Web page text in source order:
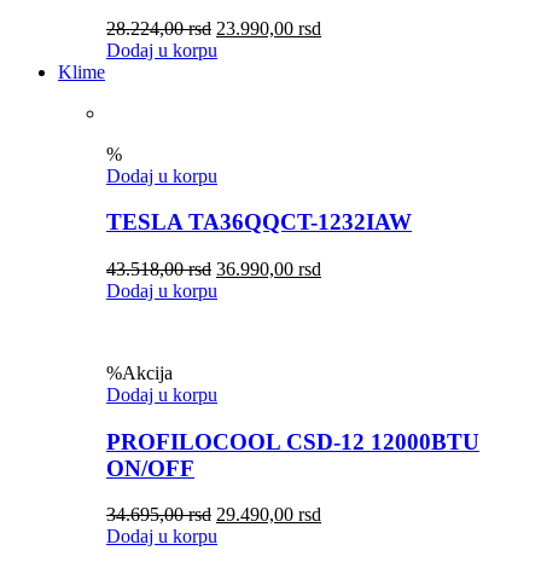
28.224,00rsd 23.990,00 rsd
Dodaj u korpu
Klime
%
Dodaj u korpu
TESLA TA36QQCT-1232IAW
43.518,00rsd 36.990,00 rsd
Dodaj u korpu
%Akcija
Dodaj u korpu
PROFILOCOOL CSD-12 12000BTU
ON/OFF
34.695,00rsd 29.490,00 rsd
Dodaj u korpu